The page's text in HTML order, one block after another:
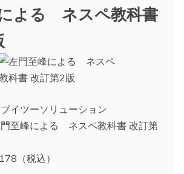
よる ネスペ教科書
イツーソリューション
至峰による ネスペ教科書 改訂第
（税込）